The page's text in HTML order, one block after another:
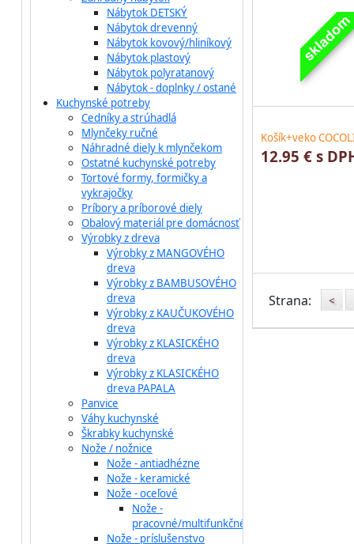
Nábytok DETSKÝ
Nábytok drevenný
Nábytok kovový/hliníkový
Nábytok plastový
Nábytok polyratanový
Nábytok - doplnky / ostané
Kuchynské potreby
Cedníky a strúhadlá
Mlynčeky ručné
Náhradné diely k mlynčekom
Ostatné kuchynské potreby
Tortové formy, formičky a
vykrajočky
Príbory a príborové diely
Obalový materiál pre domácnosť
Výrobky z dreva
Výrobky z MANGOVÉHO
dreva
Výrobky z BAMBUSOVÉHO
dreva
Výrobky z KAUČUKOVÉHO
dreva
Výrobky z KLASICKÉHO
dreva
Výrobky z KLASICKÉHO
dreva PAPALA
Panvice
Váhy kuchynské
Škrabky kuchynské
Nože / nožnice
Nože - antiadhézne
Nože - keramické
Nože - oceľové
Nože -
pracovné/multifunkčné
Nože - príslušenstvo
Košík+veko
12.95 € s
Strana: <